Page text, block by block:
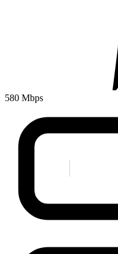
580 Mbps